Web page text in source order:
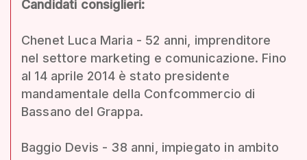
Candidati consiglieri:
Chenet Luca Maria - 52 anni, imprenditore
nel settore marketing e comunicazione. Fino
al 14 aprile 2014 è stato presidente
mandamentale della Confcommercio di
Bassano del Grappa.
Baggio Devis - 38 anni, impiegato in ambito